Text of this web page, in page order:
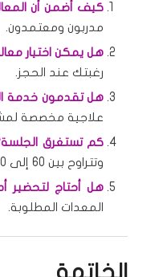
كيف أضمن أن
مدربون ومعتمدون.
هل يمكن اختيار
رغبتك عند الحجز.
هل تقدمون خدمة
علاجية مخصصة
كم تستغرق
وتتراوح بين 60 إلى 90 دقيقة.
هل أحتاج لتحضير
المعدات المطلوبة.